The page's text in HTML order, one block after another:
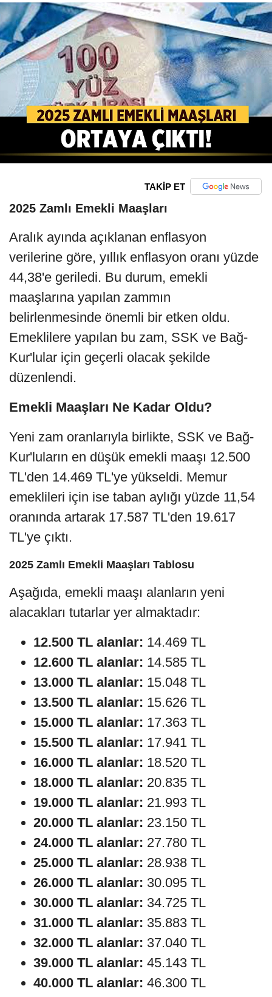
TAKİP ET
2025 Zamlı Emekli Maaşları
Aralık ayında açıklanan enflasyon
verilerine göre, yıllık enflasyon oranı yüzde
44,38'e geriledi. Bu durum, emekli
maaşlarına yapılan zammın
belirlenmesinde önemli bir etken oldu.
Emeklilere yapılan bu zam, SSK ve Bağ-
Kur'lular için geçerli olacak şekilde
düzenlendi.
Emekli Maaşları Ne Kadar Oldu?
Yeni zam oranlarıyla birlikte, SSK ve Bağ-
Kur'luların en düşük emekli maaşı 12.500
TL'den 14.469 TL'ye yükseldi. Memur
emeklileri için ise taban aylığı yüzde 11,54
oranında artarak 17.587 TL'den 19.617
TL'ye çıktı.
2025 Zamlı Emekli Maaşları Tablosu
Aşağıda, emekli maaşı alanların yeni
alacakları tutarlar yer almaktadır:
12.500 TL alanlar: 14.469 TL
12.600 TL alanlar: 14.585 TL
13.000 TL alanlar: 15.048 TL
13.500 TL alanlar: 15.626 TL
15.000 TL alanlar: 17.363 TL
15.500 TL alanlar: 17.941 TL
16.000 TL alanlar: 18.520 TL
18.000 TL alanlar: 20.835 TL
19.000 TL alanlar: 21.993 TL
20.000 TL alanlar: 23.150 TL
24.000 TL alanlar: 27.780 TL
25.000 TL alanlar: 28.938 TL
26.000 TL alanlar: 30.095 TL
30.000 TL alanlar: 34.725 TL
31.000 TL alanlar: 35.883 TL
32.000 TL alanlar: 37.040 TL
39.000 TL alanlar: 45.143 TL
40.000 TL alanlar: 46.300 TL